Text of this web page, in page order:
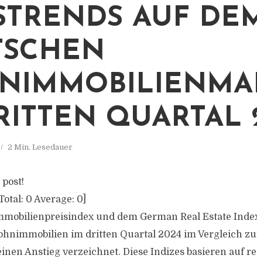
AUF
QUARTAL
2 Min. Lesedauer
0 Average: 0
und dem German Real Estate
im dritten Quartal 2024 im Vergleich
Anstieg verzeichnet. Diese Indizes basieren auf